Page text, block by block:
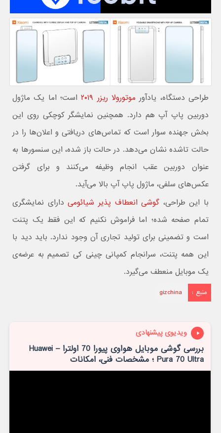
طراحی دستگاه، یادآور موتورولا ریزر ۲۰۱۹
است؛ اما یک ماژول
دوربین پاپ آپ هم دارد. همچنین نمایشگر کوچکی روی این
بخش جهنده سوار است که تماس‌های دریافتی و اعلان‌ها را در
حالت تاشده نشان می‌دهد. در حالت باز شده، این سنسورها به
عنوان دوربین عقب انجام وظیفه می‌کنند و برای گرفتن
عکس‌های سلفی، ماژول پاپ آپ بالا می‌آید.
با این طراحی، گوشی انعطاف پذیر شیائومیدارای نمایشگری
تمام صفحه شده؛ اما فراموش نکنیم که این فقط یک پتنت
است و تضمینی برای تولید تجاری آن وجود ندارد. باید دید با
این همه پتنت، سرانجام کمپانی چینی کی تصمیم به عرضه‌ی
یک موبایل منعطف می‌گیرد.
منبع : gizchina
ویدیوی پیشنهادی
بررسی گوشی موبایل هواوی پیورا 70 اولترا – Huawei
Pura 70 Ultra ؛ مشخصات فنی، امکانات